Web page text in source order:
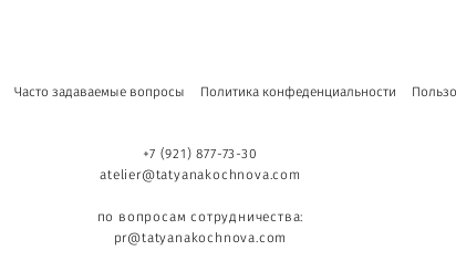
Часто задаваемые вопросы Политика конфеденциальности
+7 (921) 877-73-30
atelier@tatyanakochnova.com
по вопросам сотрудничества:
pr@tatyanakochnova.com